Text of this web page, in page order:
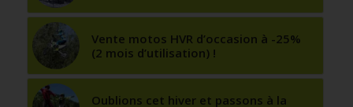
Vente motos HVR d’occasion à -25%
(2 mois d’utilisation) !
Oublions cet hiver et passons à la